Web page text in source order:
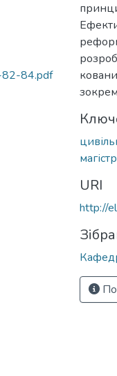
84.pdf
URI
http://